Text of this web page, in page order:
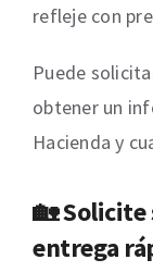
refleje con
Puede
obtener un
Hacienda y
🏡 Solicite
entrega